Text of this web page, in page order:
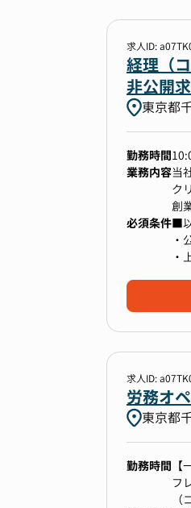
求人ID:
経理（
非公開
東京都
勤務時間
業務内容当
ク
創
が
本
【
■
・
・
・
必須条件■
・
・
求人ID:
労務オ
東京都
勤務時間
フ